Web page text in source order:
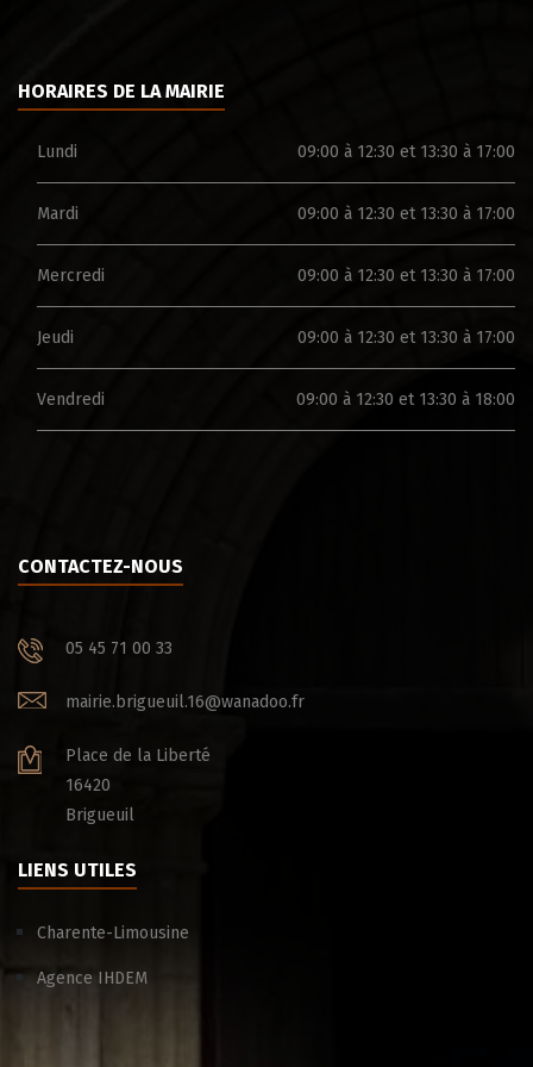
HORAIRES DE LA MAIRIE
Lundi 09:00 à 12:30 et 13:30 à 17:00
Mardi 09:00 à 12:30 et 13:30 à 17:00
Mercredi 09:00 à 12:30 et 13:30 à 17:00
Jeudi 09:00 à 12:30 et 13:30 à 17:00
Vendredi 09:00 à 12:30 et 13:30 à 18:00
CONTACTEZ-NOUS
05 45 71 00 33
mairie.brigueuil.16@wanadoo.fr
Place de la Liberté
16420
Brigueuil
LIENS UTILES
Charente-Limousine
Agence IHDEM